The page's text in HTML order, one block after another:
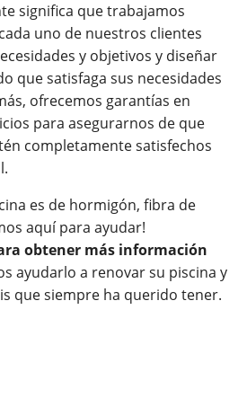
significa que trabajamos
uno de nuestros clientes
y objetivos y diseñar
que satisfaga sus necesidades
ofrecemos garantías en
para asegurarnos de que
completamente satisfechos
es de hormigón, fibra de
aquí para ayudar!
obtener más información
ayudarlo a renovar su piscina y
que siempre ha querido tener.